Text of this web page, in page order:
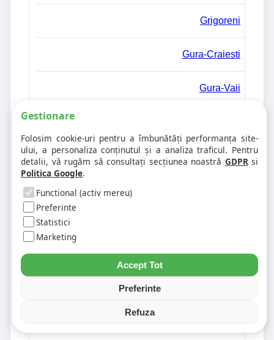
Grigoreni
Gura-Craiesti
Gura-Vaii
Gestionare
Folosim cookie-uri pentru a îmbunătăți performanța site-
ului, a personaliza conținutul și a analiza traficul. Pentru
detalii, vă rugăm să consultați secțiunea noastră GDPRsi
Politica Google.
Functional (activ mereu)
Preferinte
Statistici
Marketing
Accept Tot
Preferinte
Refuza